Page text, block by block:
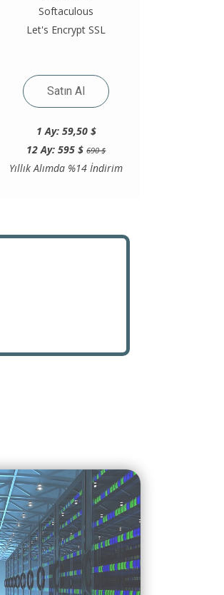
Softaculous
Let's Encrypt SSL
Satın Al
1 Ay: 59,50 $
12 Ay: 595 $690 $
Yıllık Alımda %14 İndirim